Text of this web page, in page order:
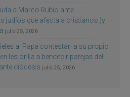
a Marco Rubio ante
judíos que afecta a cristianos (y
julio 25, 2026
al Papa contestan a su propio
les orilla a bendecir parejas del
diócesis julio 25, 2026